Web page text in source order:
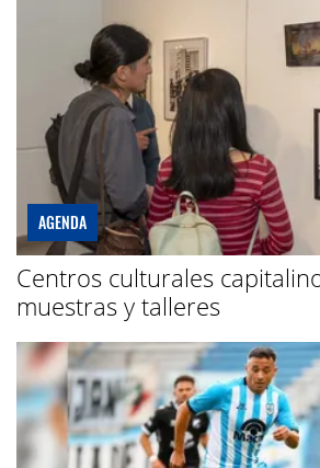
AGENDA
Centros culturales
muestras y talleres